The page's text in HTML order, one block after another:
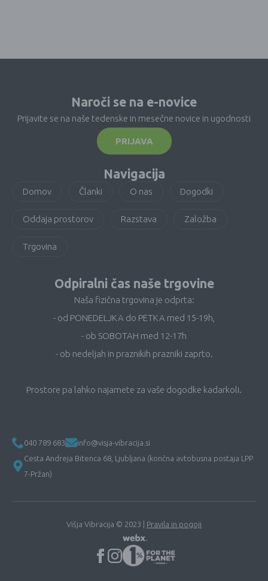
Naroči se na e-novice
Prijavite se na naše tedenske in mesečne novice in ugodnosti
PRIJAVA
Navigacija
Domov Članki O nas Dogodki
Oddaja prostorov Razstava Založba
Trgovina
Odpiralni čas naše trgovine
Naša fizična trgovina je odprta:
- od PONEDELJKA do PETKA med 15-19h,
- ob SOBOTAH med 12-17h
- ob nedeljah in praznikih prazniki zaprto.
Prostore pa lahko najamete za vaše dogodke kadarkoli.
040 789 683
info@visja-vibracija.si
Cesta Andreja Bitenca 68, Ljubljana (končna avtobusna postaja LPP
7-Pržan)
Višja Vibracija © 2023 | Pravila in pogoji